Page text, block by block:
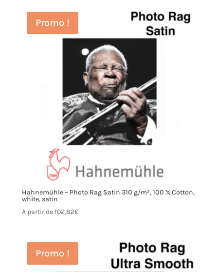
Promo !
Hahnemühle – Photo Rag Satin 310 g/m², 100 % Cotton,
white, satin
A partir de102,82€
Promo !